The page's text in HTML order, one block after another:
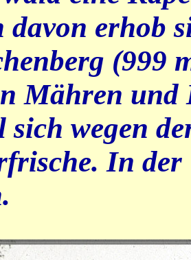
davon erhob
(999
Mähren
sich wegen
In